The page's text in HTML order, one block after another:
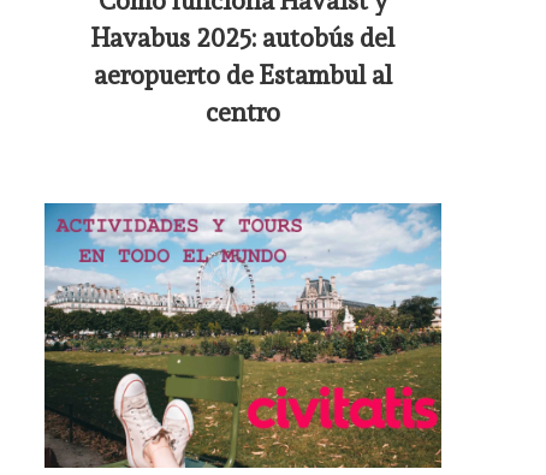
Havabus 2025: autobús del
aeropuerto de Estambul al
centro